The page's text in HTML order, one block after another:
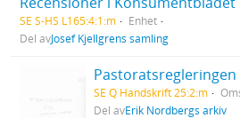
SE S-HS L165:4:1:m
Enhet
Del avJosef Kjellgrens samling
Pastoratsregleringen
SE Q Handskrift 25:2:m
Del avErik Nordbergs arkiv